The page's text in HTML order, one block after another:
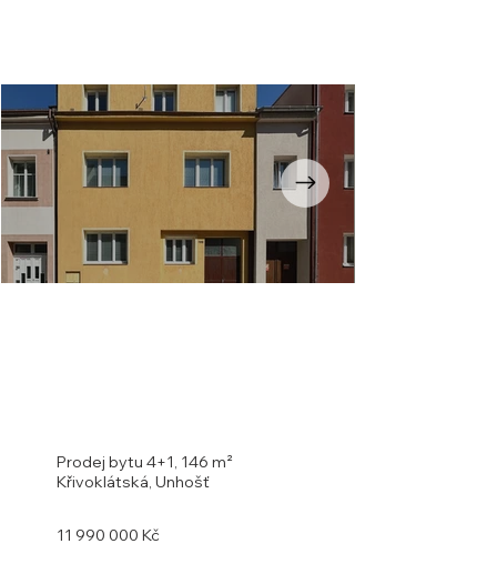
Prodej bytu 4+1, 146 m²
Křivoklátská, Unhošť
11 990 000 Kč